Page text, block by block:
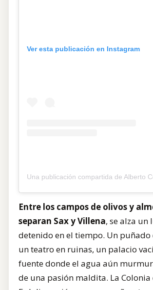
Ver esta publicación en Instagram
Entre los campos de olivos y
separan Sax y Villena, se alza un
detenido en el tiempo. Un puñado
un teatro en ruinas, un palacio
fuente donde el agua aún
de una pasión maldita. La Colonia